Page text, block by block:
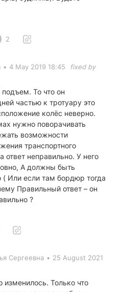
2
• 4 May 2019 18:45
fixed by
подъем. То что он
частью к тротуару это
колёс неверно.
нужно поворачивать
возможности
транспортного
ответ неправильно. У него
А должны быть
( Или если там бордюр тогда
Правильный ответ – он
?
Сергеевна • 25 August 2021
изменилось. Только что